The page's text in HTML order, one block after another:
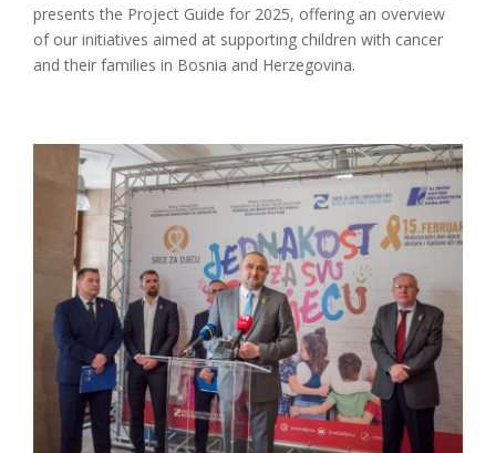
presents the Project Guide for 2025, offering an overview
of our initiatives aimed at supporting children with cancer
and their families in Bosnia and Herzegovina.